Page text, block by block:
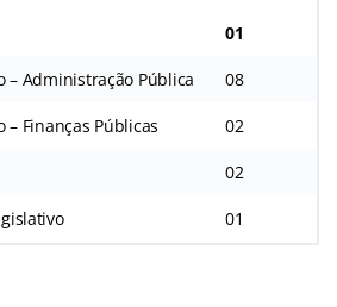
01
– Administração Pública 08
– Finanças Públicas 02
02
01